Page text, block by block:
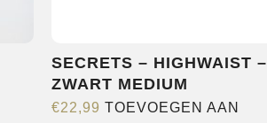
SECRETS – HIGHWAIST –
ZWART MEDIUM
€22,99 TOEVOEGEN AAN